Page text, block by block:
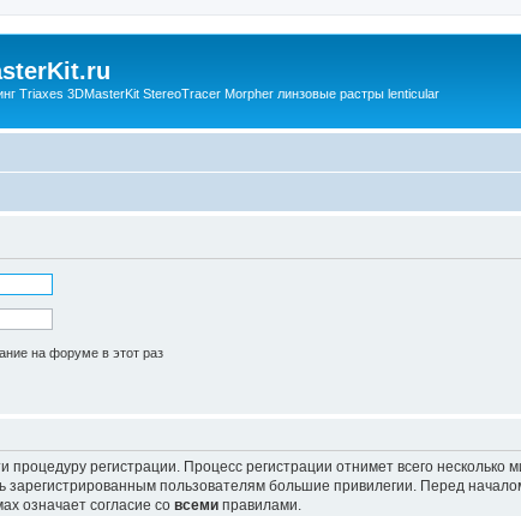
Triaxes 3DMasterKit StereoTracer Morpher линзовые растры lenticular
на форуме в этот раз
регистрации. Процесс регистрации отнимет всего несколько
пользователям большие привилегии. Перед
означает согласие со всеми правилами.